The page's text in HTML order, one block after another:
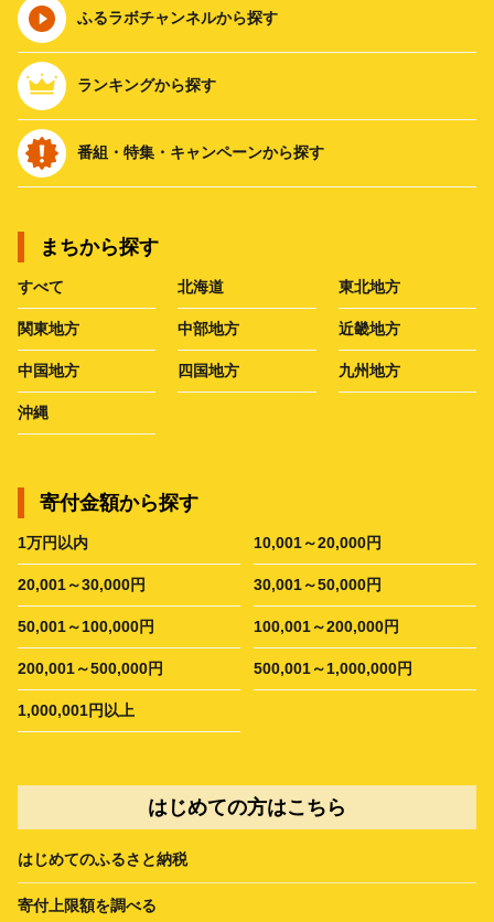
ふるラボチャンネルから探す
ランキングから探す
番組・特集・キャンペーンから探す
まちから探す
すべて 北海道 東北地方
関東地方 中部地方 近畿地方
中国地方 四国地方 九州地方
沖縄
寄付金額から探す
1万円以内 10,001～20,000円
20,001～30,000円 30,001～50,000円
50,001～100,000円 100,001～200,000円
200,001～500,000円 500,001～1,000,000円
1,000,001円以上
はじめての方はこちら
はじめてのふるさと納税
寄付上限額を調べる